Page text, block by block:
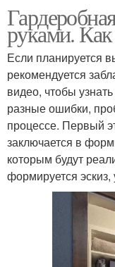
руками. Как
Если планируется
рекомендуется
видео, чтобы
разные ошибки,
процессе. Первый
заключается в
которым будут
формируется